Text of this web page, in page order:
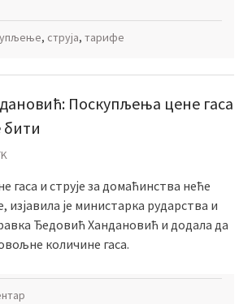
, струја, тарифе
Поскупљења цене гаса
бити
гаса и струје за домаћинства неће
изјавила је министарка рударства и
Ђедовић Хандановић и додала да
количине гаса.